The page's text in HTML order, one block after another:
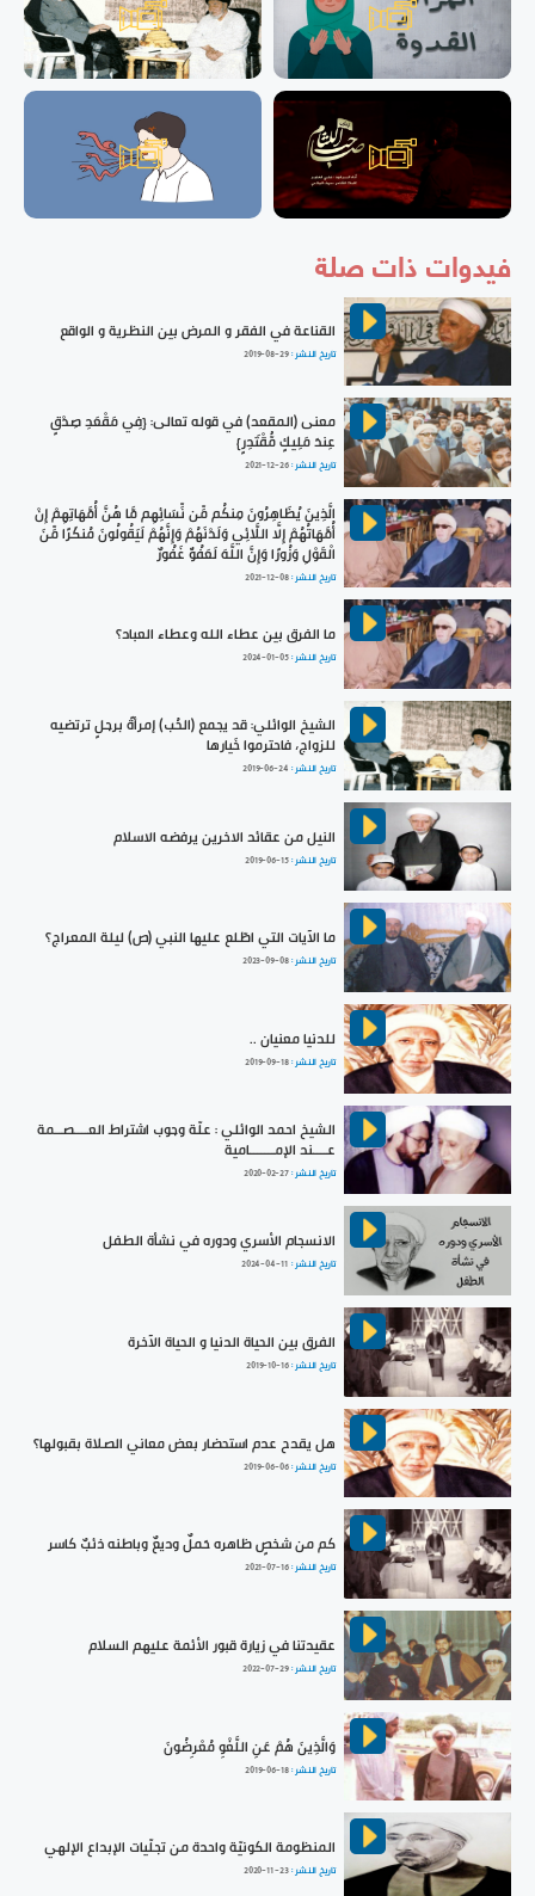
فيدوات ذات صلة
القناعة في الفقر و المرض بين النظرية و الواقع
تاريخ النشر :2019-08-29
معنى (المقعد) في قوله تعالى: {فِي مَقْعَدِ صِدْقٍ
عِندَ مَلِيكٍ مُّقْتَدِرٍ}
تاريخ النشر :2021-12-26
الَّذِينَ يُظَاهِرُونَ مِنكُم مِّن نِّسَائِهِم مَّا هُنَّ أُمَّهَاتِهِمْ إِنْ
أُمَّهَاتُهُمْ إِلَّا اللَّائِي وَلَدْنَهُمْ وَإِنَّهُمْ لَيَقُولُونَ مُنكَرًا مِّنَ
الْقَوْلِ وَزُورًا وَإِنَّ اللَّهَ لَعَفُوٌّ غَفُورٌ
تاريخ النشر :2021-12-08
ما الفرق بين عطاء الله وعطاء العباد؟
تاريخ النشر :2024-01-05
الشيخ الوائلي: قد يجمع (الحُب) إمرأةً برجلٍ ترتضيه
للزواج، فاحترموا خَيارها
تاريخ النشر : 2019-06-24
النيل من عقائد الاخرين يرفضه الاسلام
تاريخ النشر :2019-06-15
ما الآيات التي اطّلع عليها النبي (ص) ليلة المعراج؟
تاريخ النشر :2023-09-08
للدنيا معنيان ..
تاريخ النشر :2019-09-18
الشيخ احمد الوائلي : علّة وجوب اشتراط العــــصــمة
عــــند الإمـــــــامية
تاريخ النشر :2020-02-27
الانسجام الأسري ودوره في نشأة الطفل
تاريخ النشر : 2024-04-11
الفرق بين الحياة الدنيا و الحياة الآخرة
تاريخ النشر :2019-10-16
هل يقدح عدم استحضار بعض معاني الصلاة بقبولها؟
تاريخ النشر :2019-06-06
كم من شخصٍ ظاهره حَملٌ وديعٌ وباطنه ذئبٌ كاسر
تاريخ النشر :2021-07-16
عقيدتنا في زيارة قبور الأئمة عليهم السلام
تاريخ النشر :2022-07-29
وَالَّذِينَ هُمْ عَنِ اللَّغْوِ مُعْرِضُونَ
تاريخ النشر :2019-06-18
المنظومة الكونيّة واحدة من تجلّيات الإبداع الإلهي
تاريخ النشر :2020-11-23